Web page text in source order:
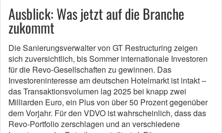
Ausblick: Was jetzt auf die Branche
zukommt
Die Sanierungsverwalter von GT Restructuring zeigen
sich zuversichtlich, bis Sommer internationale Investoren
für die Revo-Gesellschaften zu gewinnen. Das
Investoreninteresse am deutschen Hotelmarkt ist intakt –
das Transaktionsvolumen lag 2025 bei knapp zwei
Milliarden Euro, ein Plus von über 50 Prozent gegenüber
dem Vorjahr. Für den VDVO ist wahrscheinlich, dass das
Revo-Portfolio zerschlagen und an verschiedene